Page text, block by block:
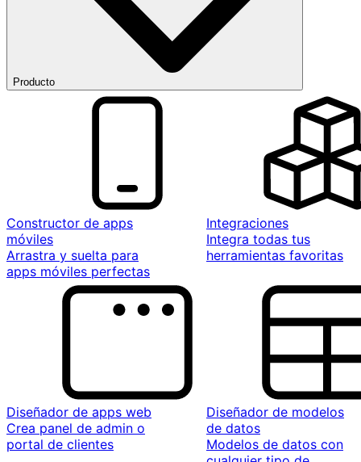
Producto
Constructor de apps
móviles
Arrastra y suelta para
apps móviles perfectas
Integraciones
Integra todas tus
herramientas favoritas
Diseñador de apps web
Crea panel de admin o
portal de clientes
Diseñador de modelos
de datos
Modelos de datos con